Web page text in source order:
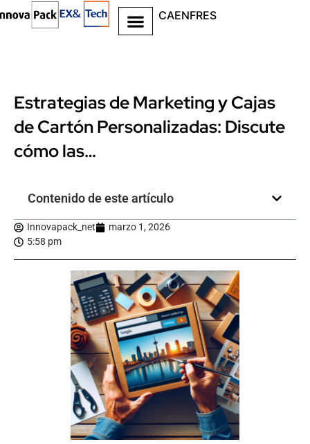
CAENFRES
Estrategias de Marketing y Cajas
de Cartón Personalizadas: Discute
cómo las…
Contenido de este artículo
Innovapack_net
marzo 1, 2026
5:58 pm